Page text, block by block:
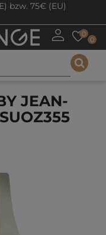
bzw. 75€ (EU)
0
0
JEAN-